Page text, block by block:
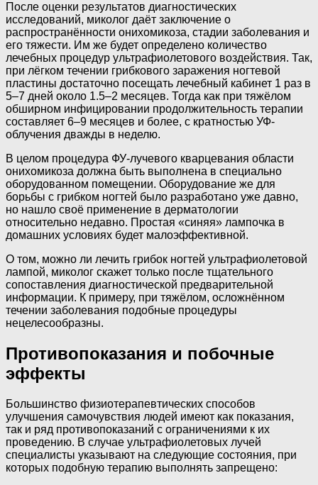
После оценки результатов диагностических
исследований, миколог даёт заключение о
распространённости онихомикоза, стадии заболевания и
его тяжести. Им же будет определено количество
лечебных процедур ультрафиолетового воздействия. Так,
при лёгком течении грибкового заражения ногтевой
пластины достаточно посещать лечебный кабинет 1 раз в
5–7 дней около 1.5–2 месяцев. Тогда как при тяжёлом
обширном инфицировании продолжительность терапии
составляет 6–9 месяцев и более, с кратностью УФ-
облучения дважды в неделю.
В целом процедура ФУ-лучевого кварцевания области
онихомикоза должна быть выполнена в специально
оборудованном помещении. Оборудование же для
борьбы с грибком ногтей было разработано уже давно,
но нашло своё применение в дерматологии
относительно недавно. Простая «синяя» лампочка в
домашних условиях будет малоэффективной.
О том, можно ли лечить грибок ногтей ультрафиолетовой
лампой, миколог скажет только после тщательного
сопоставления диагностической предварительной
информации. К примеру, при тяжёлом, осложнённом
течении заболевания подобные процедуры
нецелесообразны.
Противопоказания и побочные
эффекты
Большинство физиотерапевтических способов
улучшения самочувствия людей имеют как показания,
так и ряд противопоказаний с ограничениями к их
проведению. В случае ультрафиолетовых лучей
специалисты указывают на следующие состояния, при
которых подобную терапию выполнять запрещено: